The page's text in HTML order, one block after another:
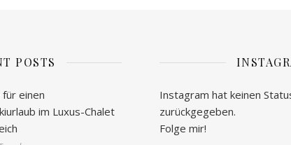
POSTS
einen
im Luxus-Chalet
Instagram hat keinen
zurückgegeben.
Folge mir!